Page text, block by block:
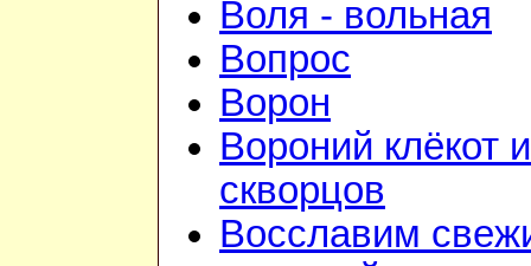
Воля - вольная
Вопрос
Ворон
Вороний клёкот
скворцов
Восславим